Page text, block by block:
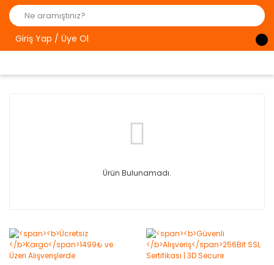
Giriş Yap / Üye Ol
Ürün Bulunamadı.